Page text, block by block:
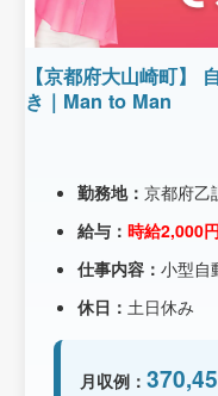
【京都府大山崎町】
き｜Man to Man
勤務地： 京都府乙
給与： 時給2,000
仕事内容： 小型自
休日： 土日休み
月収例：